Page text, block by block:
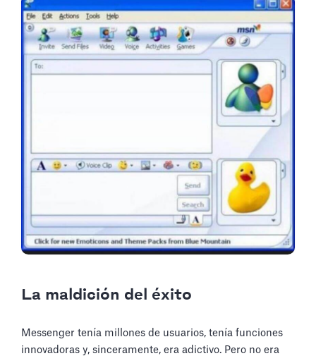
La maldición del éxito
Messenger tenía millones de usuarios, tenía funciones
innovadoras y, sinceramente, era adictivo. Pero no era